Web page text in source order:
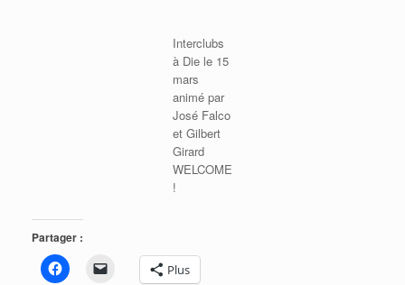
Interclubs
à Die le 15
mars
animé par
José Falco
et Gilbert
Girard
WELCOME
!
Partager :
Plus